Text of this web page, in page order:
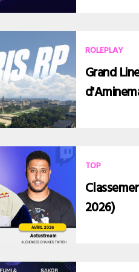
ROLEPLAY
Grand
TOP
2026)